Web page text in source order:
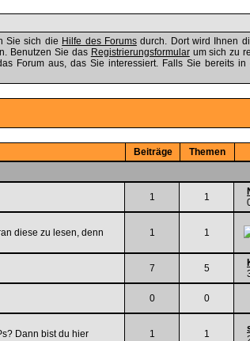
Sie sich die Hilfe des Forumsdurch. Dort wird Ihnen
Benutzen Sie das Registrierungsformularum sich zu
Forum aus, das Sie interessiert. Falls Sie bereits
Beiträge Themen
1 1
diese zu lesen, denn
1 1
7 5
0 0
Dann bist du hier
1 1